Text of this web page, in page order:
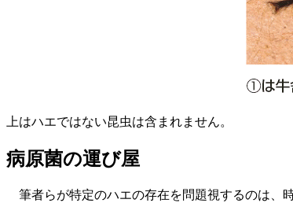
上はハエではない昆虫は含まれません。
病原菌の運び屋
筆者らが特定のハエの存在を問題視するのは、